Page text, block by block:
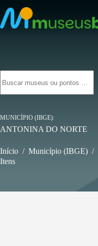
para
o
conteúdo
resultados
MUNICÍPIO (IBGE)
ANTONINA DO NORTE
Início / Município (IBGE) /
Itens